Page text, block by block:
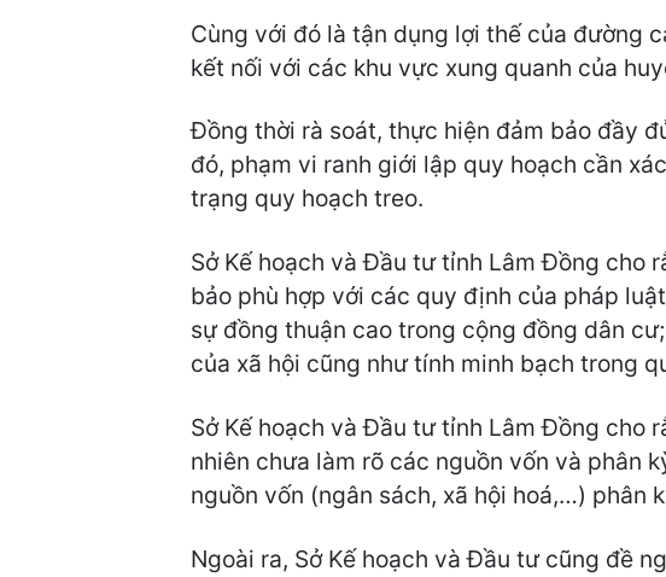
Cùng với đó là tận dụng lợi thế của đường
kết nối với các khu vực xung quanh của
Đồng thời rà soát, thực hiện đảm bảo đầy
đó, phạm vi ranh giới lập quy hoạch cần
trạng quy hoạch treo.
Sở Kế hoạch và Đầu tư tỉnh Lâm Đồng cho
bảo phù hợp với các quy định của pháp
sự đồng thuận cao trong cộng đồng dân
của xã hội cũng như tính minh bạch trong
Sở Kế hoạch và Đầu tư tỉnh Lâm Đồng cho
nhiên chưa làm rõ các nguồn vốn và phân
nguồn vốn (ngân sách, xã hội hoá,…) phân
Ngoài ra, Sở Kế hoạch và Đầu tư cũng đề